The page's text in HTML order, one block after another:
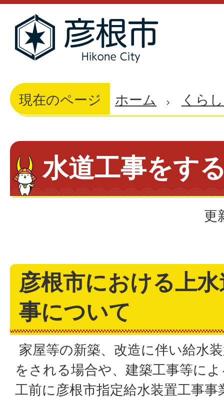
現在のページ ホーム くら
水道工事をす
更
彦根市における上
事について
家屋等の新築、改造に伴い給水
をされる場合や、建築工事等に
工前に彦根市指定給水装置工事